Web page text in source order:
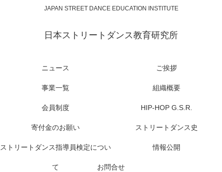
JAPAN STREET DANCE EDUCATION INSTITUTE
日本ストリートダンス教育研究所
ニュース ご挨拶
事業一覧 組織概要
会員制度 HIP-HOP G.S.R.
寄付金のお願い ストリートダンス史
ストリートダンス指導員検定につい
て
情報公開
お問合せ